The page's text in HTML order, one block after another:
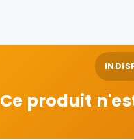
Ce produit